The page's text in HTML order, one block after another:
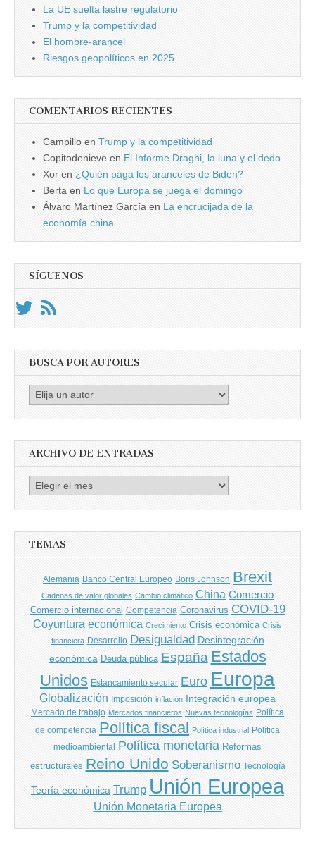
La UE suelta lastre regulatorio
Trump y la competitividad
El hombre-arancel
Riesgos geopolíticos en 2025
COMENTARIOS RECIENTES
Campillo en Trump y la competitividad
Copitodenieve en El Informe Draghi, la luna y el dedo
Xor en ¿Quién paga los aranceles de Biden?
Berta en Lo que Europa se juega el domingo
Álvaro Martínez García en La encrucijada de la
economía china
SÍGUENOS
BUSCA POR AUTORES
Busca
ARCHIVO DE ENTRADAS
Archivo
TEMAS
Alemania Banco Central Europeo Boris Johnson Brexit
Cadenas de valor globales Cambio climático China Comercio
Comercio internacional Competencia Coronavirus COVID-19
Coyuntura económica Crecimiento Crisis económica Crisis
financiera Desarrollo Desigualdad Desintegración
económica Deuda pública España Estados
Unidos Estancamiento secular Euro Europa
Globalización Imposición inflación Integración europea
Mercado de trabajo Mercados financieros Nuevas tecnologías Política
de competencia Política fiscal Política industrial Política
medioambiental Política monetaria Reformas
estructurales Reino Unido Soberanismo Tecnología
Teoría económica Trump Unión Europea
Unión Monetaria Europea